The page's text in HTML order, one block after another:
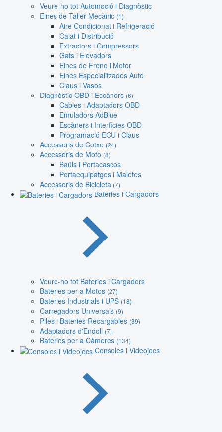
Veure-ho tot Automoció i Diagnòstic
Eines de Taller Mecànic (1)
Aire Condicionat i Refrigeració
Calat i Distribució
Extractors i Compressors
Gats i Elevadors
Eines de Freno i Motor
Eines Especialitzades Auto
Claus i Vasos
Diagnòstic OBD i Escàners (6)
Cables i Adaptadors OBD
Emuladors AdBlue
Escàners i Interfícies OBD
Programació ECU i Claus
Accessoris de Cotxe (24)
Accessoris de Moto (8)
Baüls i Portacascos
Portaequipatges i Maletes
Accessoris de Bicicleta (7)
Bateries i Cargadors
Veure-ho tot Bateries i Cargadors
Bateries per a Motos (27)
Bateries Industrials i UPS (18)
Carregadors Universals (9)
Piles i Bateries Recargables (39)
Adaptadors d'Endoll (7)
Bateries per a Càmeres (134)
Consoles i Videojocs